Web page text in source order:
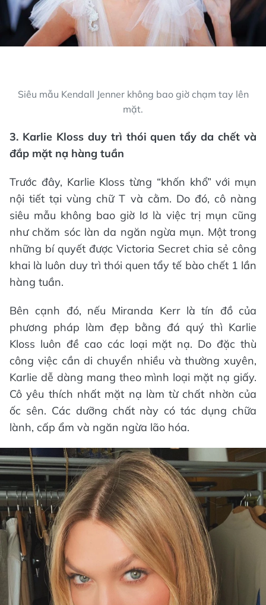
Siêu mẫu Kendall Jenner không bao giờ chạm tay lên
3. Karlie Kloss duy trì thói quen tẩy da chết và
đắp mặt nạ hàng tuần
nội tiết tại vùng chữ T và cằm. Do đó, cô nàng
siêu mẫu không bao giờ lơ là việc trị mụn cũng
như chăm sóc làn da ngăn ngừa mụn. Một trong
những bí quyết được Victoria Secret chia sẻ công
khai là luôn duy trì thói quen tẩy tế bào chết 1 lần
phương pháp làm đẹp bằng đá quý thì Karlie
Kloss luôn đề cao các loại mặt nạ. Do đặc thù
công việc cần di chuyển nhiều và thường xuyên,
Karlie dễ dàng mang theo mình loại mặt nạ giấy.
Cô yêu thích nhất mặt nạ làm từ chất nhờn của
ốc sên. Các dưỡng chất này có tác dụng chữa
lành, cấp ẩm và ngăn ngừa lão hóa.